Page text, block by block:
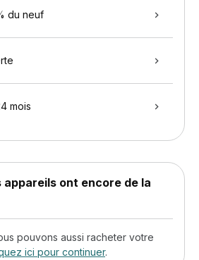
du neuf
mois
appareils ont encore de la
pouvons aussi racheter votre
ici pour continuer.